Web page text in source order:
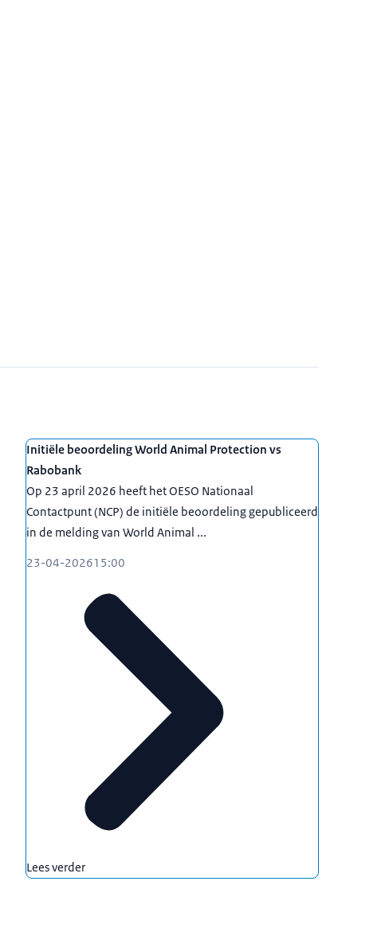
Initiële beoordeling World Animal Protection vs
Rabobank
Op 23 april 2026 heeft het OESO Nationaal
Contactpunt (NCP) de initiële beoordeling gepubliceerd
in de melding van World Animal ...
23-04-202615:00
Lees verder